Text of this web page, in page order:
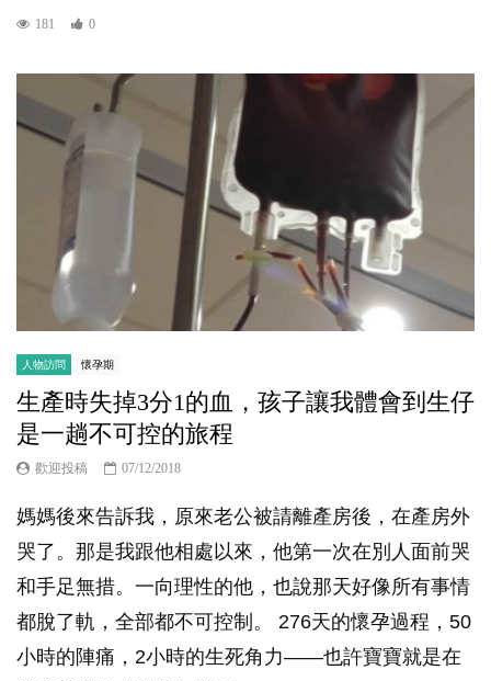
181 0
人物訪問 懷孕期
生產時失掉3分1的血，孩子讓我體會到生仔
是一趟不可控的旅程
歡迎投稿 07/12/2018
媽媽後來告訴我，原來老公被請離產房後，在產房外
哭了。那是我跟他相處以來，他第一次在別人面前哭
和手足無措。一向理性的他，也說那天好像所有事情
都脫了軌，全部都不可控制。 276天的懷孕過程，50
小時的陣痛，2小時的生死角力——也許寶寶就是在